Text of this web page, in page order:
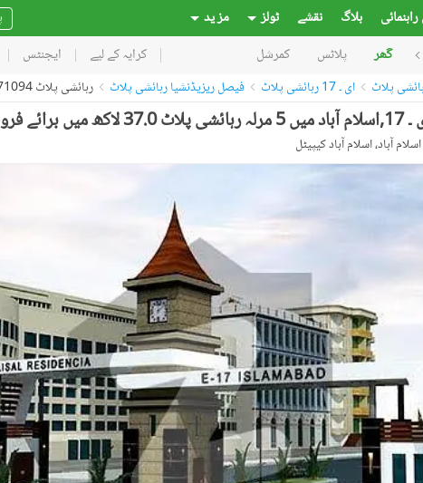
بلاگ نقشے ٹولز مز ید
گھر پلاٹس کمرشل کرایہ کے لیے ایجنٹس
پلاٹ ای ۔ 17 رہائشی پلاٹ فیصل ریزیڈنشیا رہائشی پلاٹ رہائشی پلاٹ 53971094
فروخت۔